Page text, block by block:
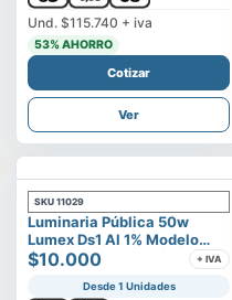
Und. $115.740 + iva
53% AHORRO
Cotizar
Ver
SKU 11029
Luminaria Pública 50w
Lumex Ds1 Al 1% Modelo
Vega
$10.000 + IVA
Desde 1 Unidades